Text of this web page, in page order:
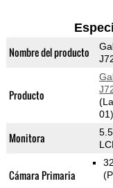
Nombre del producto
Producto
01)
Monitora
Cámara Primaria